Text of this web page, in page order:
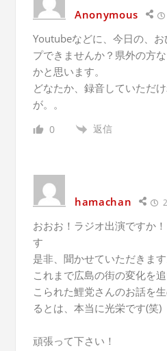
Anonymous
Youtubeなどに、今日の、
プできませんか？県外の方
かと思います。
どなたか、録音していただ
が。。
0 返信
hamachan
おおお！ラジオ出演ですか
す
是非、聞かせていただきます
これまで広島の街の変化を
こられた鯉党さんのお話を
るとは、本当に光栄です(笑)
頑張って下さい！